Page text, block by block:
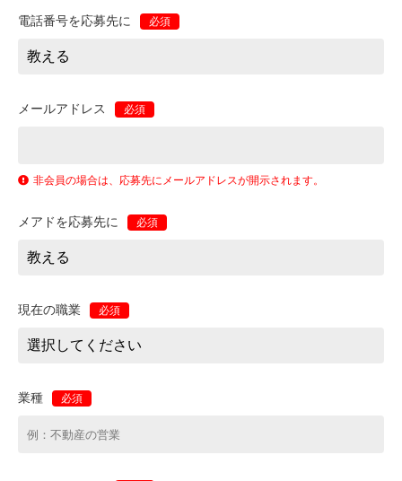
電話番号を応募先に 必須
メールアドレス 必須
非会員の場合は、応募先にメールアドレスが開示されます。
メアドを応募先に 必須
現在の職業 必須
業種 必須